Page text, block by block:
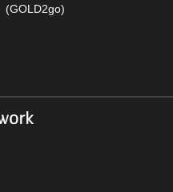
(GOLD2go)